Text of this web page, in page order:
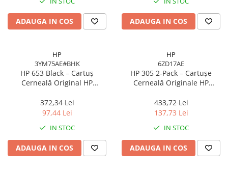
Alte Cabluri
Cabluri Usb & Thunderbolt
Hub-uri USB
Genți & Rucsacuri
Husa Laptop
Rucsacuri & Genți Laptop
Kit-uri Tastatura si Mouse
UPS
ADAUGA IN COS ADAUGA IN COS
HP
3YM75AE#BHK
HP 653 Black – Cartuș
Cerneală Original HP
pagini
372,34 Lei
97,44 Lei
IN STOC
ADAUGA IN COS
HP
6ZD17AE
HP 305 2‑Pack – Cartușe
Cerneală Originale HP
100/120 pagini
433,72 Lei
137,73 Lei
IN STOC
ADAUGA IN COS